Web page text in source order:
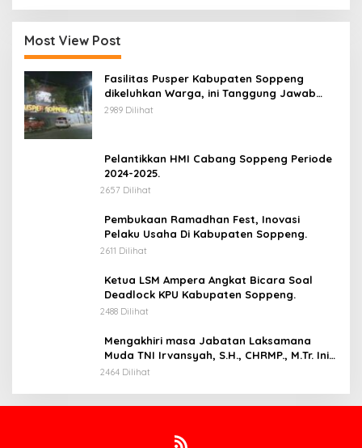
Most View Post
Fasilitas Pusper Kabupaten Soppeng
dikeluhkan Warga, ini Tanggung Jawab
Siapa.
2989 Dilihat
Pelantikkan HMI Cabang Soppeng Periode
2024-2025.
2657 Dilihat
Pembukaan Ramadhan Fest, Inovasi
Pelaku Usaha Di Kabupaten Soppeng.
2611 Dilihat
Ketua LSM Ampera Angkat Bicara Soal
Deadlock KPU Kabupaten Soppeng.
2488 Dilihat
Mengakhiri masa Jabatan Laksamana
Muda TNI Irvansyah, S.H., CHRMP., M.Tr. Ini
Pesannya.
2464 Dilihat